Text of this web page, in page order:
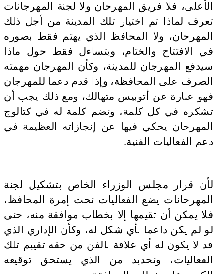
الأعلى، فلا فريق المهرجان ولا لجنة المهرجانات
تعرف لماذا تم اختيار تلك المدينة من أجل ذلك
المهرجان، ولا المحافظ الذي يهتم فقط بصوره
في الافتتاح والختام، ويتساءل فقط حول ماذا
سيدفع المهرجان للمدينة، وكأن المهرجان مهمته
الصرف على المحافظة، وإذا قدم دعما للمهرجان
فهو عبارة عن أتوبيس متهالك، ومع ذلك يجب أن
تشكره في كل كلمة، وتضم كلمة له في كتالوج
المهرجان يحكي فيها عن إنجازاته العظيمة في
دعم الفعاليات الفنية.
لأن قرار مجلس الوزراء الخاص بتشكيل لجنة
المهرجانات يضع الفعاليات تحت إمرة المحافظ،
فلا يمكن أن تقيمها إلا بخطاب موافقة منه، حتى
لو لم يكن داعما بأي شكل له، وكأن الإداري الذي
قد لا يكون له أي علاقة بالفن من حقه تقييم تلك
الفعاليات، وتحديد من الذي يستحق توقيعه